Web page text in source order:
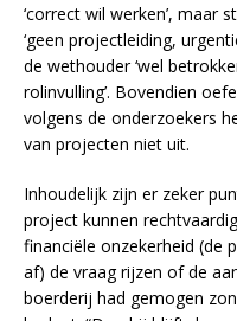
‘correct wil werken’, maar
‘geen projectleiding,
de wethouder ‘wel
rolinvulling’. Bovendien
volgens de onderzoekers
van projecten niet uit.
Inhoudelijk zijn er zeker
project kunnen
financiële onzekerheid (de
af) de vraag rijzen of de
boerderij had gemogen